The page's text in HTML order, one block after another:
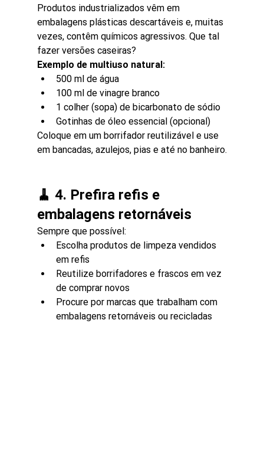
Produtos industrializados vêm em
embalagens plásticas descartáveis e, muitas
vezes, contêm químicos agressivos. Que tal
fazer versões caseiras?
Exemplo de multiuso natural:
500 ml de água
100 ml de vinagre branco
1 colher (sopa) de bicarbonato de sódio
Gotinhas de óleo essencial (opcional)
Coloque em um borrifador reutilizável e use
em bancadas, azulejos, pias e até no banheiro.
🧹 4. Prefira refis e
embalagens retornáveis
Sempre que possível:
Escolha produtos de limpeza vendidos
em refis
Reutilize borrifadores e frascos em vez
de comprar novos
Procure por marcas que trabalham com
embalagens retornáveis ou recicladas